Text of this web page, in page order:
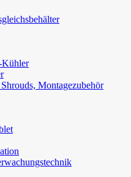
Kühler
Montagezubehör